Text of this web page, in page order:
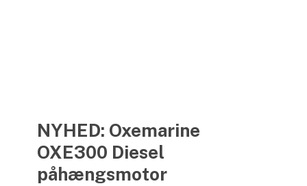
NYHED: Oxemarine
OXE300 Diesel
påhængsmotor